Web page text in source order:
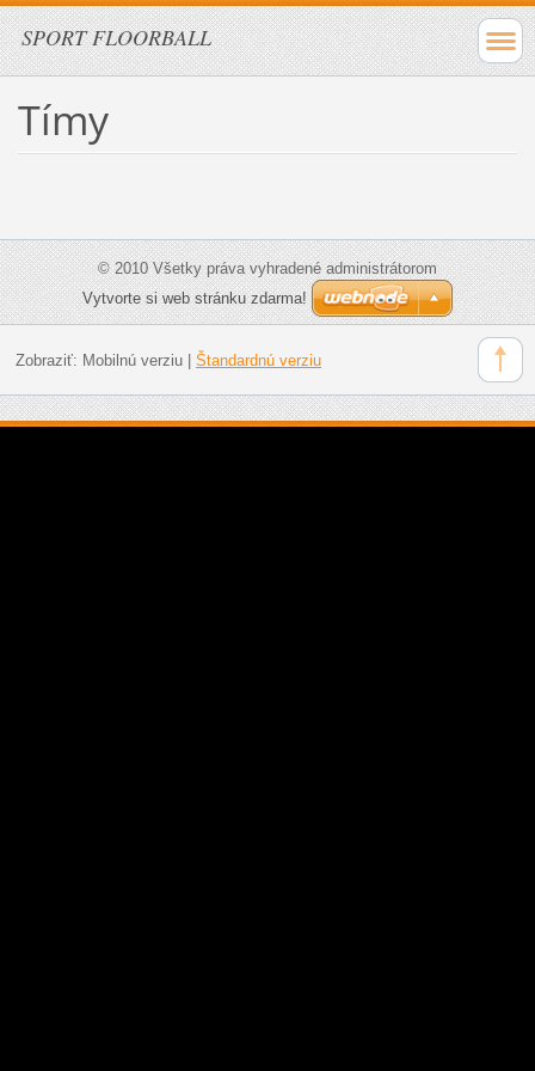
SPORT FLOORBALL
Tímy
© 2010 Všetky práva vyhradené administrátorom
Vytvorte si web stránku zdarma!
Zobraziť: Mobilnú verziu| Štandardnú verziu